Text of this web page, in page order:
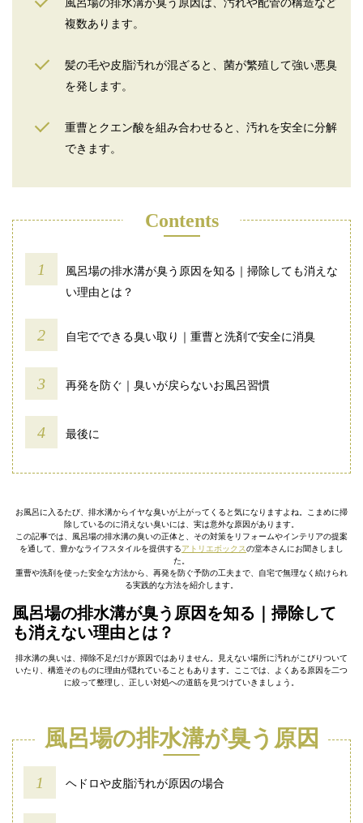
複数あります。
髪の毛や皮脂汚れが混ざると、菌が繁殖して強い悪臭
を発します。
重曹とクエン酸を組み合わせると、汚れを安全に分解
できます。
Contents
風呂場の排水溝が臭う原因を知る｜掃除しても消えな
い理由とは？
自宅でできる臭い取り｜重曹と洗剤で安全に消臭
再発を防ぐ｜臭いが戻らないお風呂習慣
最後に
お風呂に入るたび、排水溝からイヤな臭いが上がってくると気になりますよね。こまめに掃
除しているのに消えない臭いには、実は意外な原因があります。
この記事では、風呂場の排水溝の臭いの正体と、その対策をリフォームやインテリアの提案
を通して、豊かなライフスタイルを提供するアトリエボックスの堂本さんにお聞きしまし
た。
重曹や洗剤を使った安全な方法から、再発を防ぐ予防の工夫まで、自宅で無理なく続けられ
る実践的な方法を紹介します。
風呂場の排水溝が臭う原因を知る｜掃除して
も消えない理由とは？
排水溝の臭いは、掃除不足だけが原因ではありません。見えない場所に汚れがこびりついて
いたり、構造そのものに理由が隠れていることもあります。ここでは、よくある原因を二つ
に絞って整理し、正しい対処への道筋を見つけていきましょう。
風呂場の排水溝が臭う原因
ヘドロや皮脂汚れが原因の場合